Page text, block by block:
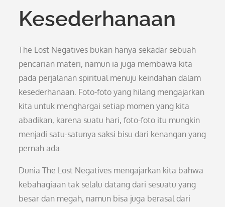
Kesederhanaan
The Lost Negatives bukan hanya sekadar sebuah
pencarian materi, namun ia juga membawa kita
pada perjalanan spiritual menuju keindahan dalam
kesederhanaan. Foto-foto yang hilang mengajarkan
kita untuk menghargai setiap momen yang kita
abadikan, karena suatu hari, foto-foto itu mungkin
menjadi satu-satunya saksi bisu dari kenangan yang
pernah ada.
Dunia The Lost Negatives mengajarkan kita bahwa
kebahagiaan tak selalu datang dari sesuatu yang
besar dan megah, namun bisa juga berasal dari